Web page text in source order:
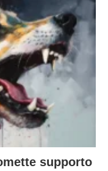
supporto